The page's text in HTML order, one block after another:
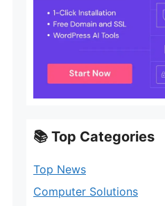
📚 Top Categories
Top News
Computer Solutions